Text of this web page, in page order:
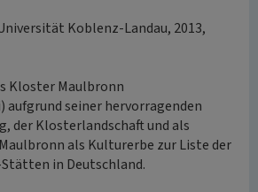
Koblenz-Landau, 2013,
Kloster Maulbronn
seiner hervorragenden
der Klosterlandschaft und als
als Kulturerbe zur Liste der
in Deutschland.